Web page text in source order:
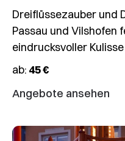
Dreiflüssezauber und
Passau und Vilshofen
eindrucksvoller
ab: 45 €
Angebote ansehen